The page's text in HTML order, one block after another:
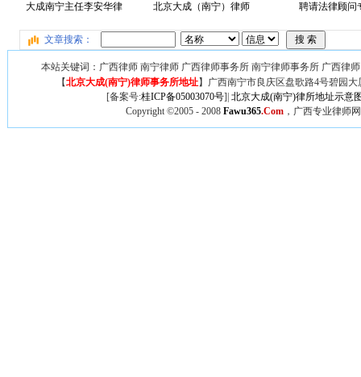
大成南宁主任李安华律 北京大成（南宁）律师 聘请法律顾问
文章搜索：
本站关键词：广西律师 南宁律师 广西律师事务所 南宁律师事务所 广西律
【北京大成(南宁)律师事务所地址】广西南宁市良庆区盘歌路4号碧园
[备案号:桂ICP备05003070号]| 北京大成(南宁)律所地址示意
Copyright ©2005 - 2008 Fawu365.Com，广西专业律师